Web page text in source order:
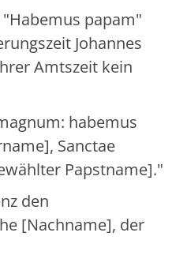
papam"
Johannes
Amtszeit kein
habemus
Sanctae
Papstname]."
den
[Nachname], der